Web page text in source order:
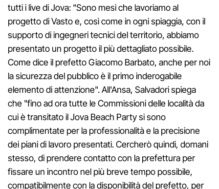
tutti i live di Jova: "Sono mesi che lavoriamo al
progetto di Vasto e, così come in ogni spiaggia, con il
supporto di ingegneri tecnici del territorio, abbiamo
presentato un progetto il più dettagliato possibile.
Come dice il prefetto Giacomo Barbato, anche per noi
la sicurezza del pubblico è il primo inderogabile
elemento di attenzione". All'Ansa, Salvadori spiega
che "fino ad ora tutte le Commissioni delle località da
cui è transitato il Jova Beach Party si sono
complimentate per la professionalità e la precisione
dei piani di lavoro presentati. Cercherò quindi, domani
stesso, di prendere contatto con la prefettura per
fissare un incontro nel più breve tempo possibile,
compatibilmente con la disponibilità del prefetto, per